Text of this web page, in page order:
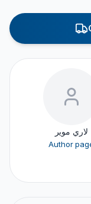
لاري موير
Author